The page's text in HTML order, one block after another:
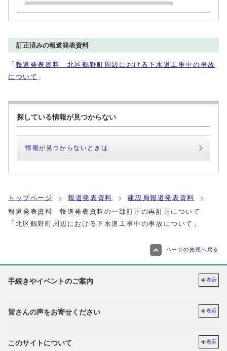
訂正済みの報道発表資料
「 報道発表資料 北区鶴野町周辺における下水道工事中の事故
について 」
探している情報が見つからない
情報が見つからないときは
トップページ 報道発表資料
建設局報道発表資料
報道発表資料 報道発表資料の一部訂正の再訂正について
「北区鶴野町周辺における下水道工事中の事故について」
ページの先頭へ戻る
手続きやイベントのご案内 表示
皆さんの声をお寄せください 表示
このサイトについて 表示